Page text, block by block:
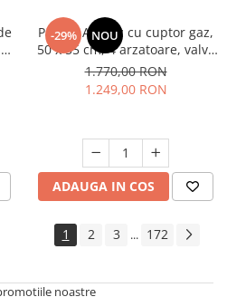
-29% NOU
Pachet Aragaz cu cuptor gaz,
50 x 55 cm, 4 arzatoare, valva
siguranta, Hota traditionala, 2
motoare, 3 viteze, 299-
483m3/h, Alb, Studio Casa
1.770,00 RON
1.249,00 RON
ADAUGA IN COS
1 2 3 ... 172
noastre